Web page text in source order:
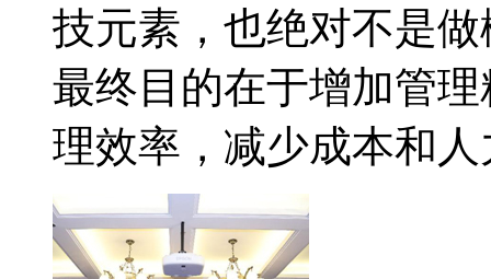
技元素，也绝对不是
最终目的在于增加管
理效率，减少成本和人